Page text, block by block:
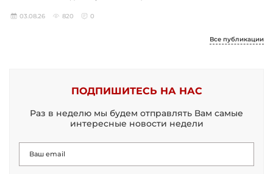
03.08.26 820 0
Все публикации
ПОДПИШИТЕСЬ НА НАС
Раз в неделю мы будем отправлять Вам самые
интересные новости недели